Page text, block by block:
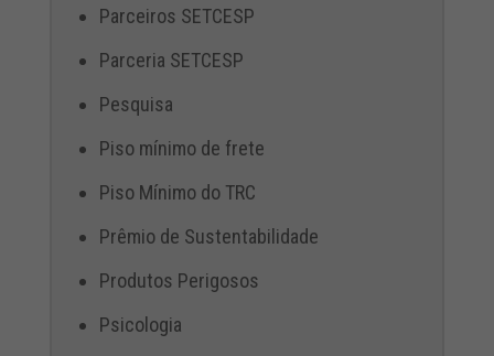
Parceiros SETCESP
Parceria SETCESP
Pesquisa
Piso mínimo de frete
Piso Mínimo do TRC
Prêmio de Sustentabilidade
Produtos Perigosos
Psicologia